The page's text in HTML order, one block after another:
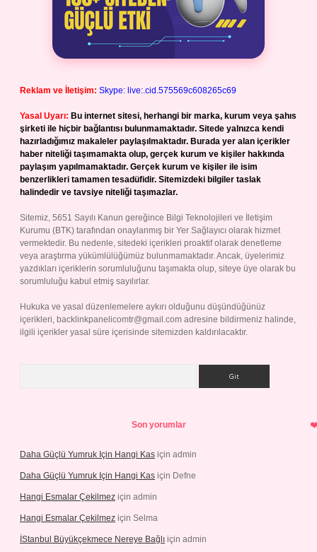
Reklam ve İletişim: Skype: live:.cid.575569c608265c69
Yasal Uyarı: Bu internet sitesi, herhangi bir marka, kurum veya şahıs
şirketi ile hiçbir bağlantısı bulunmamaktadır. Sitede yalnızca kendi
hazırladığımız makaleler paylaşılmaktadır. Burada yer alan içerikler
haber niteliği taşımamakta olup, gerçek kurum ve kişiler hakkında
paylaşım yapılmamaktadır. Gerçek kurum ve kişiler ile isim
benzerlikleri tamamen tesadüfidir. Sitemizdeki bilgiler taslak
halindedir ve tavsiye niteliği taşımazlar.
Sitemiz, 5651 Sayılı Kanun gereğince Bilgi Teknolojileri ve İletişim
Kurumu (BTK) tarafından onaylanmış bir Yer Sağlayıcı olarak hizmet
vermektedir. Bu nedenle, sitedeki içerikleri proaktif olarak denetleme
veya araştırma yükümlülüğümüz bulunmamaktadır. Ancak, üyelerimiz
yazdıkları içeriklerin sorumluluğunu taşımakta olup, siteye üye olarak bu
sorumluluğu kabul etmiş sayılırlar.
Hukuka ve yasal düzenlemelere aykırı olduğunu düşündüğünüz
içerikleri, backlinkpanelicomtr@gmail.com adresine bildirmeniz halinde,
ilgili içerikler yasal süre içerisinde sitemizden kaldırılacaktır.
Son yorumlar
Daha Güçlü Yumruk Için Hangi Kas için admin
Daha Güçlü Yumruk Için Hangi Kas için Defne
Hangi Esmalar Çekilmez için admin
Hangi Esmalar Çekilmez için Selma
İStanbul Büyükçekmece Nereye Bağlı için admin